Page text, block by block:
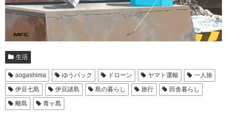
生活
aogashima ゆうパック ドローン ヤマト運輸
一人旅
伊豆七島
伊豆諸島 島の暮らし 旅行
田舎暮らし
離島
青ヶ島